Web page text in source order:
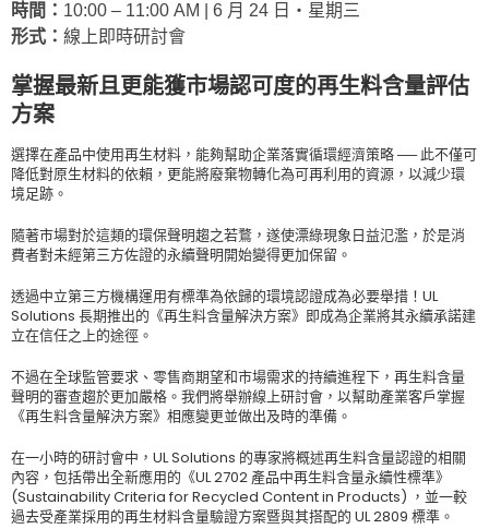
時間： 10:00 – 11:00 AM | 6 月 24 日‧星期三
形式： 線上即時研討會
掌握最新且更能獲市場認可度的再生料含量評估
方案
選擇在產品中使用再生材料，能夠幫助企業落實循環經濟策略 ── 此不僅可
降低對原生材料的依賴，更能將廢棄物轉化為可再利用的資源，以減少環
境足跡。
隨著市場對於這類的環保聲明趨之若鶩，遂使漂綠現象日益氾濫，於是消
費者對未經第三方佐證的永續聲明開始變得更加保留。
透過中立第三方機構運用有標準為依歸的環境認證成為必要舉措！UL
Solutions 長期推出的《再生料含量解決方案》即成為企業將其永續承諾建
立在信任之上的途徑。
不過在全球監管要求、零售商期望和市場需求的持續進程下，再生料含量
聲明的審查趨於更加嚴格。我們將舉辦線上研討會，以幫助產業客戶掌握
《再生料含量解決方案》相應變更並做出及時的準備。
在一小時的研討會中，UL Solutions 的專家將概述再生料含量認證的相關
內容，包括帶出全新應用的《UL 2702 產品中再生料含量永續性標準》
(Sustainability Criteria for Recycled Content in Products) ，並一較
過去受產業採用的再生材料含量驗證方案暨與其搭配的 UL 2809 標準。